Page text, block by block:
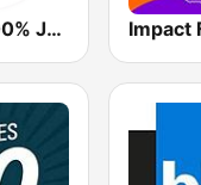
M Radio 100% Johnny